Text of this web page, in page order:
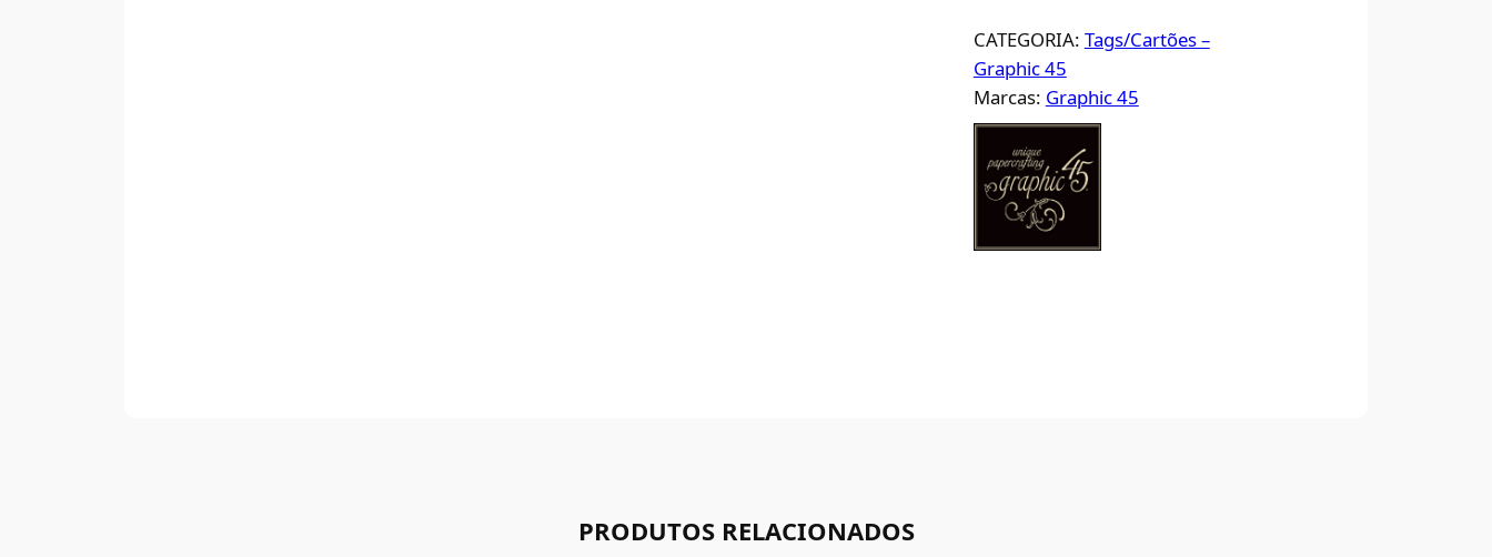
CATEGORIA: Tags/Cartões –
Graphic 45
Marcas: Graphic 45
PRODUTOS RELACIONADOS